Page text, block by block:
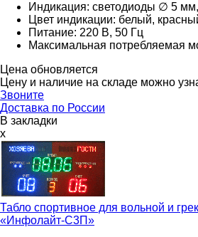
Индикация: светодиоды ∅ 5
Цвет индикации: белый,
Питание: 220 В, 50 Гц
Максимальная потребляемая
Цена обновляется
Цену и наличие на складе можно
Звоните
Доставка по России
В закладки
x
Табло спортивное для вольной и
«Инфолайт-С3П»